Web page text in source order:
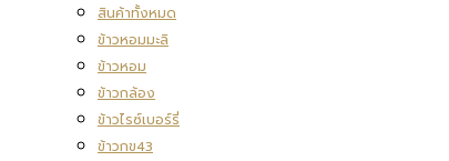
สินค้าทั้งหมด
ข้าวหอมมะลิ
ข้าวหอม
ข้าวกล้อง
ข้าวไรซ์เบอร์รี่
ข้าวกข43